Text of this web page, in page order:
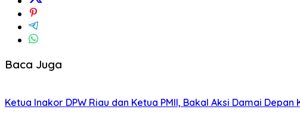
Baca Juga
Ketua Inakor DPW Riau dan Ketua PMII, Bakal Aksi Damai